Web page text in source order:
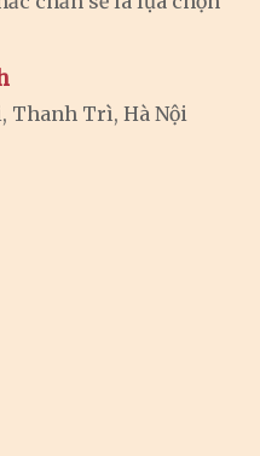
Thanh Trì, Hà Nội